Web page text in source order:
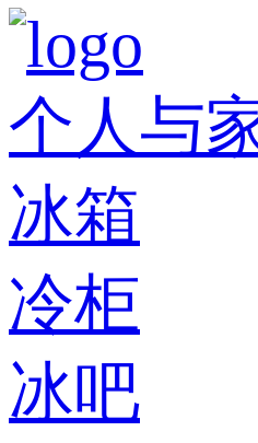
个人与
冰箱
冷柜
冰吧